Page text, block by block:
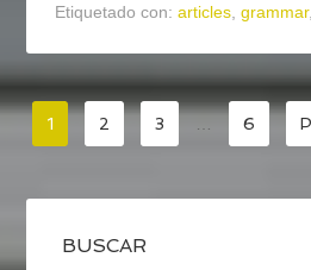
Etiquetado con:articles,grammar,
1 2 3 … 6
BUSCAR